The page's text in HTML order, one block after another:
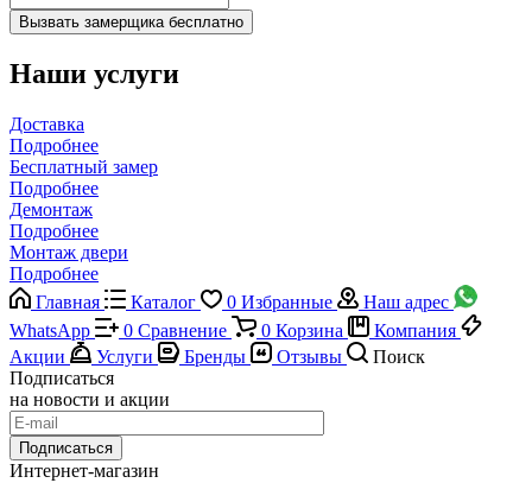
Наши услуги
Доставка
Подробнее
Бесплатный замер
Подробнее
Демонтаж
Подробнее
Монтаж двери
Подробнее
Главная
Каталог 0 Избранные
Наш адрес
WhatsApp
0 Сравнение 0 Корзина
Компания
Акции
Услуги Бренды Отзывы
Поиск
Подписаться
на новости и акции
Подписаться
Интернет-магазин